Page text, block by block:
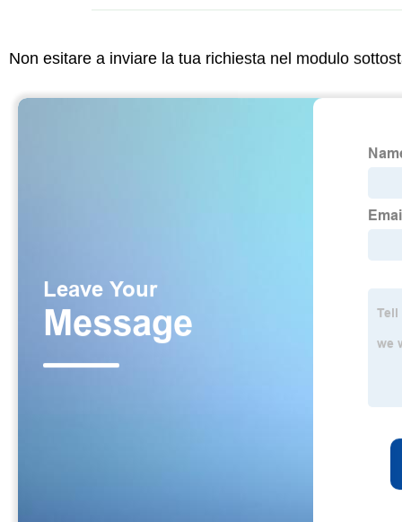
Non esitare a inviare la tua richiesta nel modulo